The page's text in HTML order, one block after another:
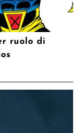
ruolo di